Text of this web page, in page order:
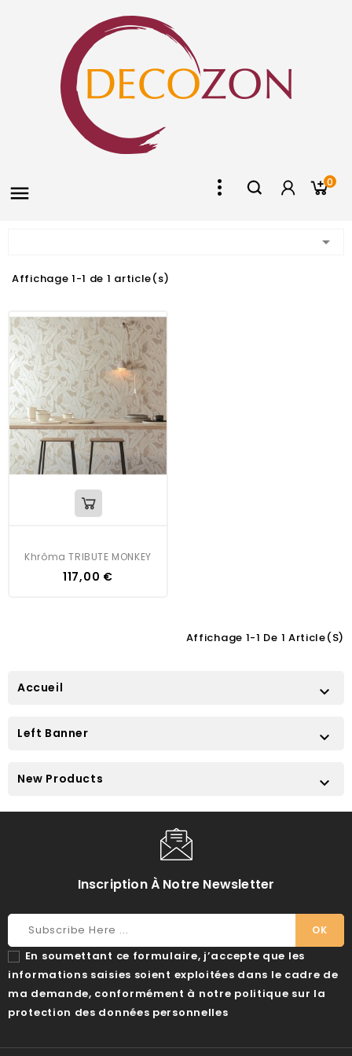
 0

Affichage 1-1 de 1 article(s)
Khrôma TRIBUTE MONKEY
117,00 €
Affichage 1-1 De 1 Article(s)
Accueil 
Left Banner 
New Products 
Inscription À Notre Newsletter
En soumettant ce formulaire, j’accepte que les
informations saisies soient exploitées dans le cadre de
ma demande, conformément à notre politique sur la
protection des données personnelles